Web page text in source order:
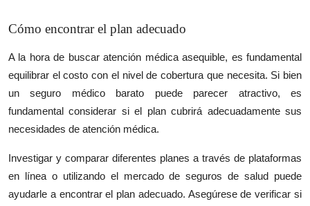
Cómo encontrar el plan adecuado
A la hora de buscar atención médica asequible, es fundamental
equilibrar el costo con el nivel de cobertura que necesita. Si bien
un seguro médico barato puede parecer atractivo, es
fundamental considerar si el plan cubrirá adecuadamente sus
necesidades de atención médica.
Investigar y comparar diferentes planes a través de plataformas
en línea o utilizando el mercado de seguros de salud puede
ayudarle a encontrar el plan adecuado. Asegúrese de verificar si